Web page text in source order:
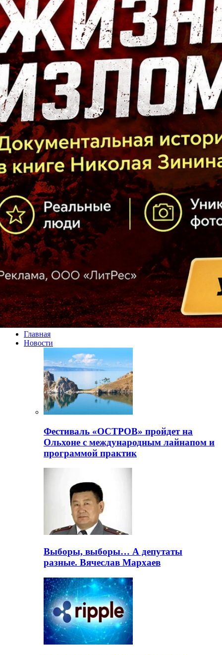
Главная
Новости
Фестиваль «ОСТРОВ» пройдет на
Ольхоне с международным лайнапом и
программой практик
Выборы, выборы… А депутаты
разные. Вячеслав Мархаев